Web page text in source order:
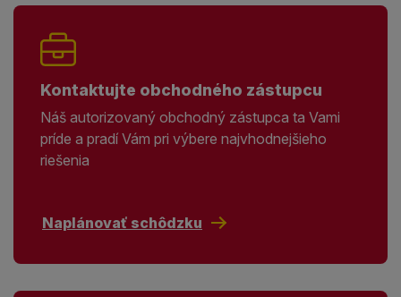
Kontaktujte obchodného zástupcu
Náš autorizovaný obchodný zástupca ta Vami
príde a pradí Vám pri výbere najvhodnejšieho
riešenia
Naplánovať schôdzku